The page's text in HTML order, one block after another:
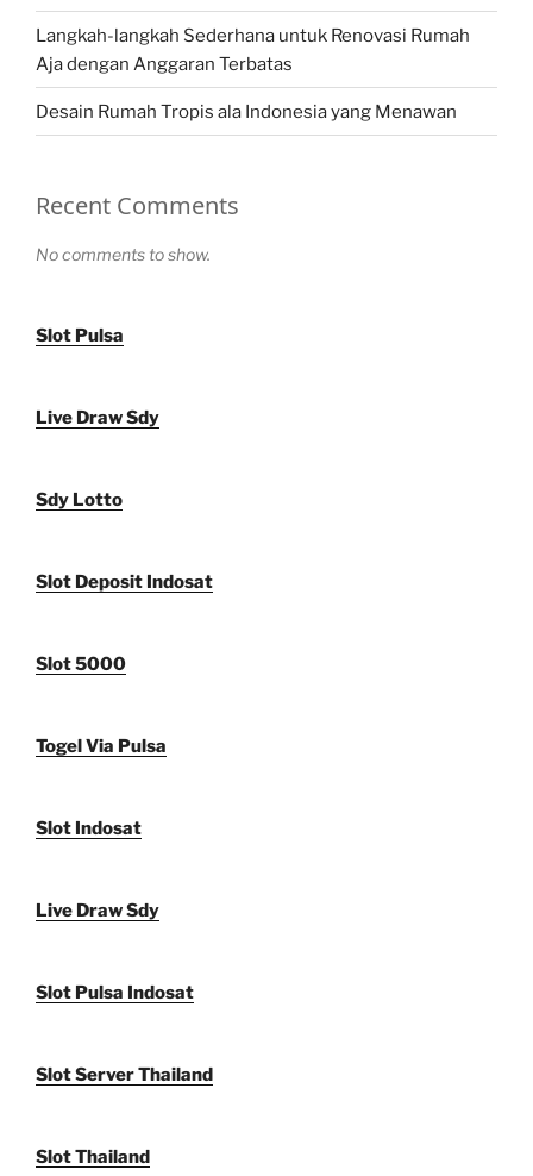
Langkah-langkah Sederhana untuk Renovasi Rumah
Aja dengan Anggaran Terbatas
Desain Rumah Tropis ala Indonesia yang Menawan
Recent Comments
No comments to show.
Slot Pulsa
Live Draw Sdy
Sdy Lotto
Slot Deposit Indosat
Slot 5000
Togel Via Pulsa
Slot Indosat
Live Draw Sdy
Slot Pulsa Indosat
Slot Server Thailand
Slot Thailand